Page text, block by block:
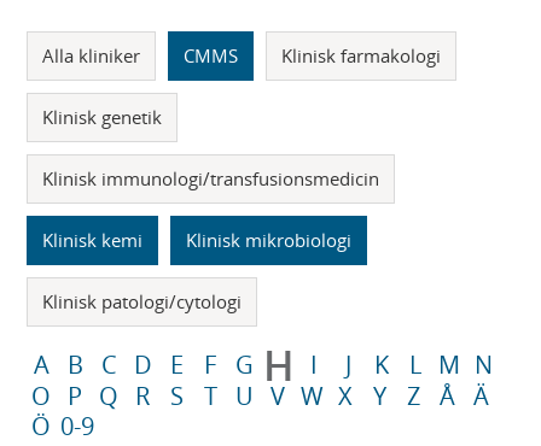
Alla kliniker CMMS Klinisk farmakologi
Klinisk genetik
Klinisk immunologi/transfusionsmedicin
Klinisk kemi Klinisk mikrobiologi
Klinisk patologi/cytologi
A B C D E F G H I J K L M N
O
P Q R S T U V W X Y Z Å Ä
Ö 0-9